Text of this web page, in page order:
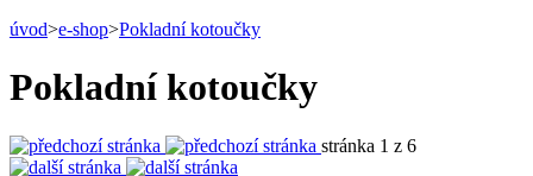
úvod>e-shop>Pokladní kotoučky
Pokladní kotoučky
stránka 1 z 6